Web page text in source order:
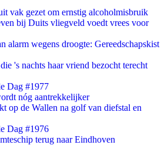
vak gezet om ernstig alcoholmisbruik
bij Duits vliegveld voedt vrees voor
alarm wegens droogte: Gereedschapskist
's nachts haar vriend bezocht terecht
Dag #1977
nóg aantrekkelijker
op de Wallen na golf van diefstal en
Dag #1976
terug naar Eindhoven